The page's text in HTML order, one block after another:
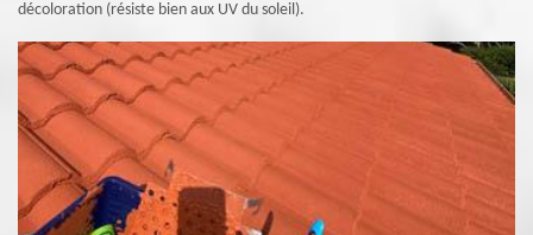
décoloration (résiste bien aux UV du soleil).